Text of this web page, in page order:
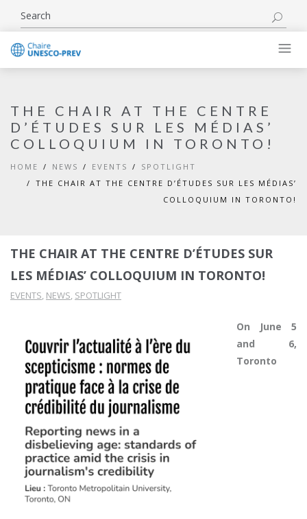
THE CHAIR AT THE CENTRE
D’ÉTUDES SUR LES MÉDIAS’
COLLOQUIUM IN TORONTO!
HOME NEWS EVENTS
SPOTLIGHT
THE CHAIR AT THE CENTRE D’ÉTUDES SUR LES MÉDIAS’
COLLOQUIUM IN TORONTO!
THE CHAIR AT THE CENTRE D’ÉTUDES SUR
LES MÉDIAS’ COLLOQUIUM IN TORONTO!
EVENTS, NEWS, SPOTLIGHT
On June 5
and 6,
Toronto